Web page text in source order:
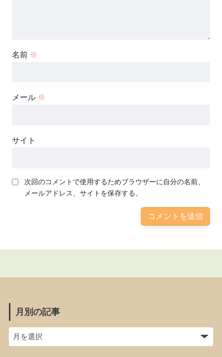
名前 ※
メール ※
サイト
次回のコメントで使用するためブラウザーに自分の名前、
メールアドレス、サイトを保存する。
月別の記事